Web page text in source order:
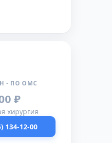
- ПО ОМС
₽
хирургия
134-12-00